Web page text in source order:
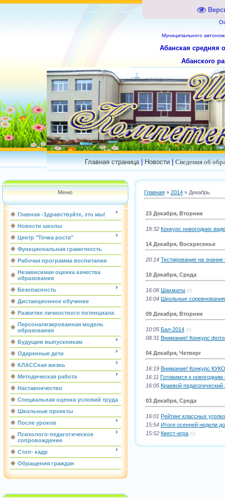
Муниципального
Абанская средняя
Абанского
Главная страница|Новости|Сведения об
Меню
Главная -Здравствуйте, это мы!
Новости школы
Центр "Точка роста"
Функциональная грамотность
Рабочая программа воспитания
Независимая оценка качества
образования
Безопасность
Дистанционное обучение
Развитие личностного потенциала
Персонализированная модель
образования
Будущим выпускникам
Одаренные дети
КЛАССная жизнь
Методическая работа
Наставничество
Специальная оценка условий труда
Школьные проекты
После уроков
Психолого-педагогическое
сопровождение
Стоп- кадр
Обращения граждан
Главная » 2014 » Декабрь
23 Декабря, Вторник
18:32 Конкурс новогодних
14 Декабря, Воскресенье
20:14 Тестирование на знание
10 Декабря, Среда
16:06 Шахматы (0)
16:04 Школьные
09 Декабря, Вторник
10:05 Бал-2014 (0)
08:31 Внимание! Конкурс
04 Декабря, Четверг
16:19 Внимание! Конкурс
16:11 Готовимся к новогодним
16:05 Краевой
03 Декабря, Среда
16:01 Рейтинг классных
15:54 Итоги осенней недели
15:52 Квест-игра (0)